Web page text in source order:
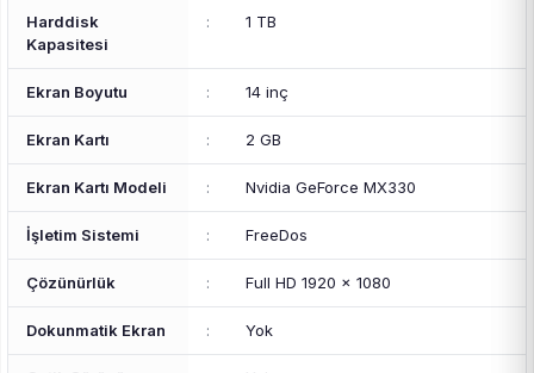
Harddisk
Kapasitesi
: 1 TB
Ekran Boyutu : 14 inç
Ekran Kartı : 2 GB
Ekran Kartı Modeli : Nvidia GeForce MX330
İşletim Sistemi : FreeDos
Çözünürlük : Full HD 1920 x 1080
Dokunmatik Ekran : Yok